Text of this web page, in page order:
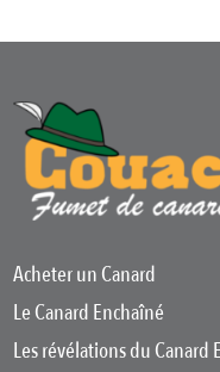
Acheter un Canard
Le Canard Enchaîné
Les révélations du Canard